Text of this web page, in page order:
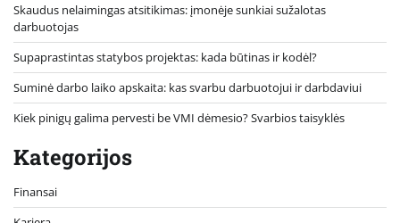
Skaudus nelaimingas atsitikimas: įmonėje sunkiai sužalotas
darbuotojas
Supaprastintas statybos projektas: kada būtinas ir kodėl?
Suminė darbo laiko apskaita: kas svarbu darbuotojui ir darbdaviui
Kiek pinigų galima pervesti be VMI dėmesio? Svarbios taisyklės
Kategorijos
Finansai